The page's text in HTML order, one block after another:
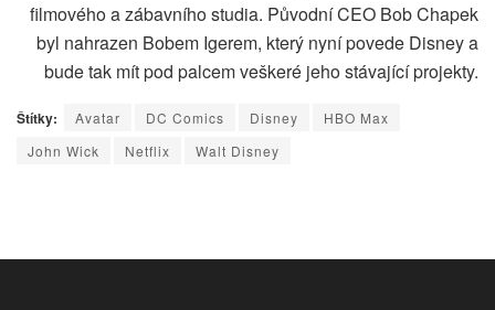
filmového a zábavního studia. Původní CEO Bob Chapek
byl nahrazen Bobem Igerem, který nyní povede Disney a
bude tak mít pod palcem veškeré jeho stávající projekty.
Štítky: Avatar DC Comics Disney
HBO Max
John Wick
Netflix Walt Disney